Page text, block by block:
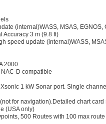
(internal)WASS, MSAS, EGNOS,
Accuracy 3 m (9.8 ft)
speed update (internal)WASS,
2000
D compatible
1 kW Sonar port. Single
for navigation).Detailed chart card
(USA only)
500 Routes with 100 max